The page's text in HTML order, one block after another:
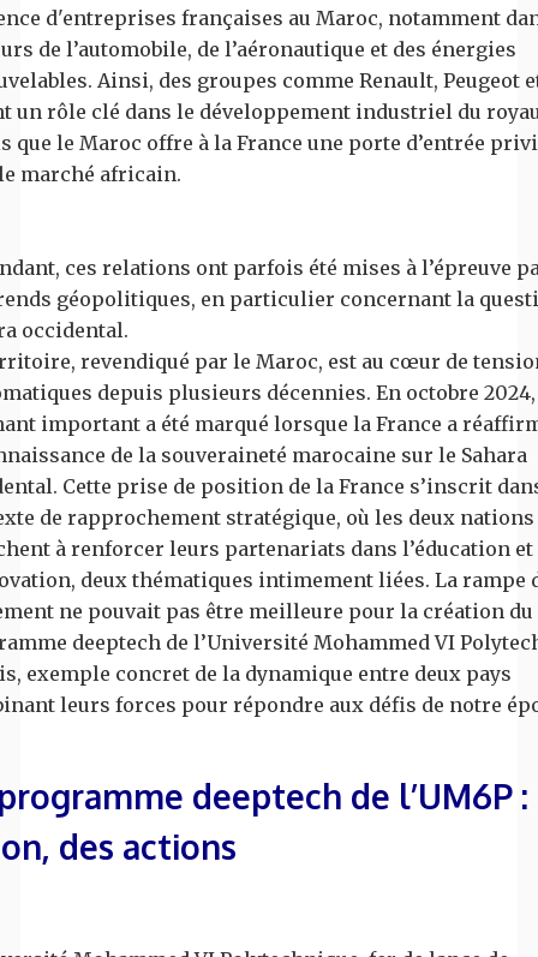
d'entreprises françaises au Maroc, notamment
de l’automobile, de l’aéronautique et des énergies
Ainsi, des groupes comme Renault, Peugeot
un rôle clé dans le développement industriel du
que le Maroc offre à la France une porte d’entrée
marché africain.
ces relations ont parfois été mises à l’épreuve
géopolitiques, en particulier concernant la
occidental.
revendiqué par le Maroc, est au cœur de
depuis plusieurs décennies. En octobre
important a été marqué lorsque la France a
de la souveraineté marocaine sur le Sahara
Cette prise de position de la France s’inscrit
de rapprochement stratégique, où les deux nations
à renforcer leurs partenariats dans l’éducation et
deux thématiques intimement liées. La rampe
ne pouvait pas être meilleure pour la création du
deeptech de l’Université Mohammed VI
exemple concret de la dynamique entre deux pays
leurs forces pour répondre aux défis de notre
deeptech de l’UM6P :
des actions